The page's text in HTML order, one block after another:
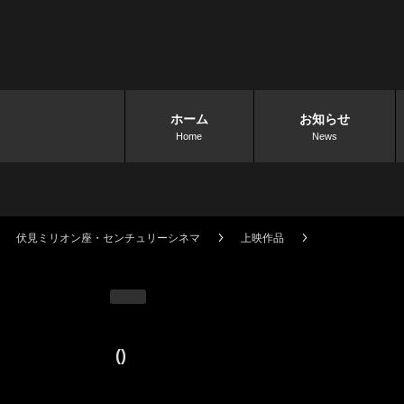
ホーム
Home
お知らせ
News
伏見ミリオン座・センチュリーシネマ 上映作品
()